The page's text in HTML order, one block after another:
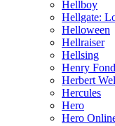
Hellboy
Hellgate:
Helloween
Hellraiser
Hellsing
Henry
Herbert
Hercules
Hero
Hero